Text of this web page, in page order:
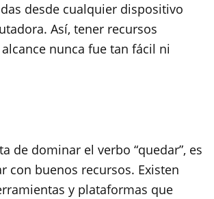
desde cualquier dispositivo
Así, tener recursos
nunca fue tan fácil ni
de dominar el verbo “quedar”, es
con buenos recursos. Existen
y plataformas que